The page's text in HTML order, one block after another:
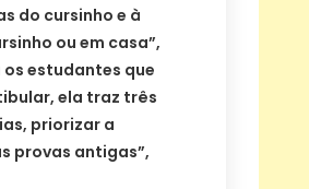
do cursinho e à
ou em casa”,
estudantes que
ela traz três
priorizar a
provas antigas”,